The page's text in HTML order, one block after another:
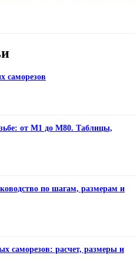
саморезов
от М1 до М80. Таблицы,
по шагам, размерам и
саморезов: расчет, размеры и